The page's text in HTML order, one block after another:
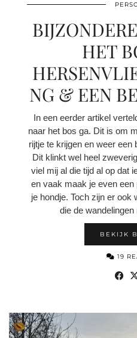
HET
NG & EEN
In een eerder artikel
naar het bos ga. Dit is om
rijtje te krijgen en weer een
Dit klinkt wel heel
viel mij al die tijd al op dat
en vaak maak je even
je hondje. Toch zijn er ook
die de
BEKIJK
19